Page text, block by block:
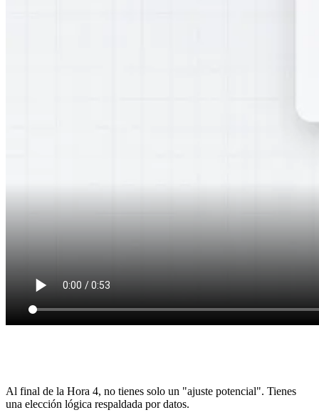
Al final de la Hora 4, no tienes solo un "ajuste potencial". Tienes
una elección lógica respaldada por datos.